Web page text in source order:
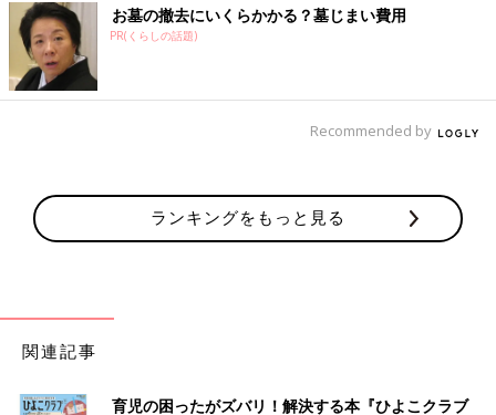
お墓の撤去にいくらかかる？墓じまい費用
PR(くらしの話題)
Recommended by
ランキングをもっと見る
関連記事
育児の困ったがズバリ！解決する本『ひよこクラブ